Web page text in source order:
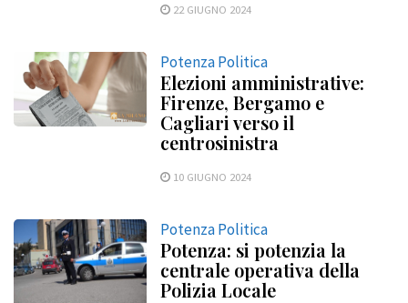
22 GIUGNO 2024
Potenza Politica
Elezioni amministrative:
Firenze, Bergamo e
Cagliari verso il
centrosinistra
10 GIUGNO 2024
Potenza Politica
Potenza: si potenzia la
centrale operativa della
Polizia Locale